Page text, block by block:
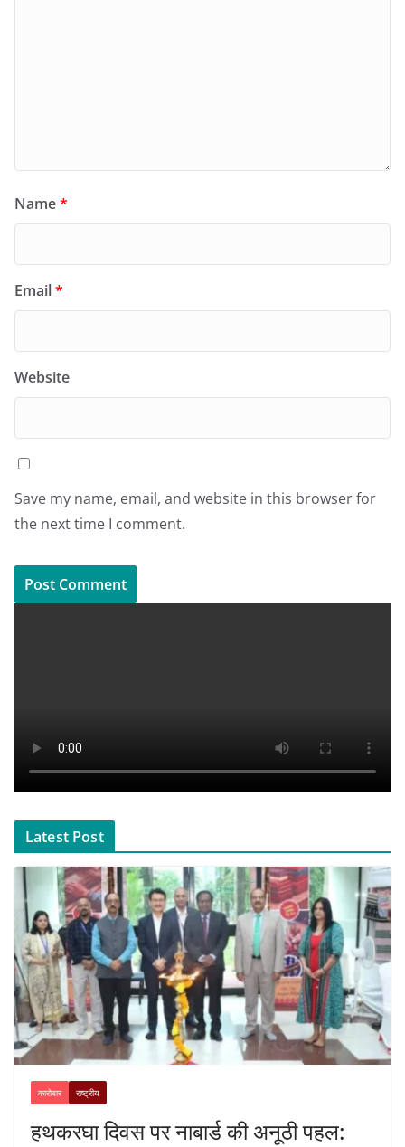
Name*
Email*
Website
Save my name, email, and website in this browser for
the next time I comment.
Latest Post
कारोबार राष्ट्रीय
हथकरघा दिवस पर नाबार्ड की अनूठी पहल: